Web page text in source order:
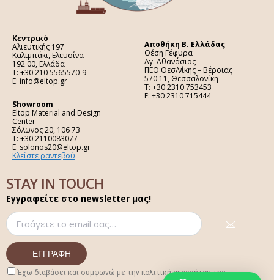
Κεντρικό
Αλιευτικής 197
Καλιμπάκι, Ελευσίνα
192 00, Ελλάδα
Τ: +30 210 5565570-9
E: info@eltop.gr
Showroom
Eltop Material and Design
Center
Σόλωνος 20, 106 73
Τ: +30 2110083077
E: solonos20@eltop.gr
Κλείστε ραντεβού
Aποθήκη Β. Ελλάδας
Θέση Γέφυρα
Αγ. Αθανάσιος
ΠΕΟ Θεσ/νίκης – Βέροιας
570 11, Θεσσαλονίκη
Τ: +30 2310 753453
F: +30 2310 715444
STAY IN TOUCH
Εγγραφείτε στο newsletter μας!
Έχω διαβάσει και συμφωνώ με την πολιτική απορρήτου της